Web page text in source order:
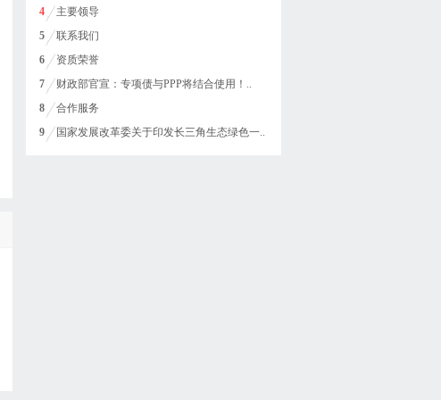
4
主要领导
5
联系我们
6
资质荣誉
7
财政部官宣：专项债与PPP将结合使用！..
8
合作服务
9
国家发展改革委关于印发长三角生态绿色一..